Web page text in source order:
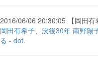
2016/06/06 20:30:05 【岡田有
岡田有希子、没後30年 南野陽
る - dot.